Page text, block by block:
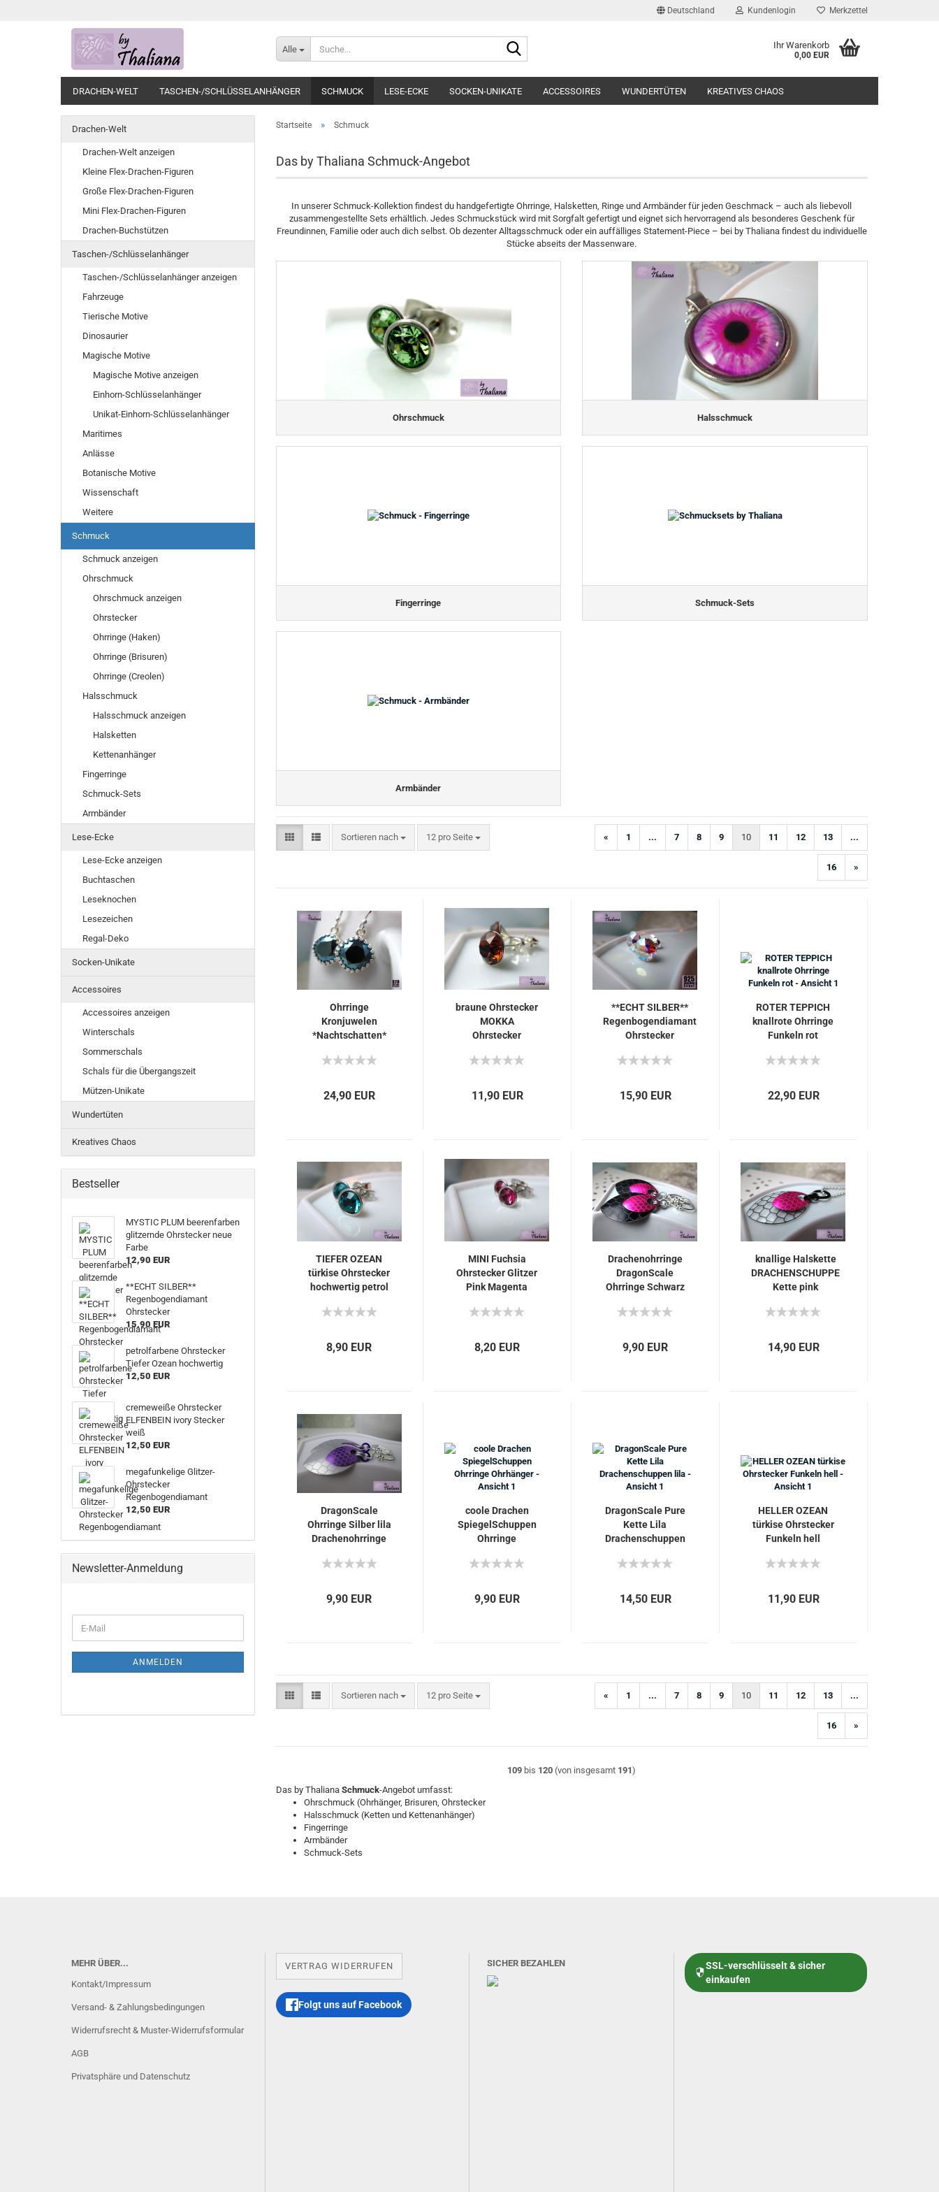
Deutschland
Lieferland
Kundenlogin
Konto erstellen
Passwort vergessen?
Merkzettel
Alle Ihr Warenkorb
0,00 EUR
DRACHEN-WELT TASCHEN-/SCHLÜSSELANHÄNGER SCHMUCK LESE-ECKE SOCKEN-UNIKATE ACCESSOIRES WUNDERTÜTEN KREATIVES CHAOS
Startseite » Schmuck
Das by Thaliana Schmuck-Angebot
In unserer Schmuck-Kollektion findest du handgefertigte Ohrringe, Halsketten, Ringe und Armbänder für jeden Geschmack – auch als liebevoll
zusammengestellte Sets erhältlich. Jedes Schmuckstück wird mit Sorgfalt gefertigt und eignet sich hervorragend als besonderes Geschenk für
Freundinnen, Familie oder auch dich selbst. Ob dezenter Alltagsschmuck oder ein auffälliges Statement-Piece – bei by Thaliana findest du individuelle
Stücke abseits der Massenware.
Ohrschmuck Halsschmuck
Fingerringe Schmuck-Sets
Armbänder
Sortieren nach
Sortieren nach 12 pro Seite
pro Seite « 1 ... 7 8 9 10 11 12 13 ...
16 »
Ohrringe
Kronjuwelen
*Nachtschatten*
24,90 EUR
braune Ohrstecker
MOKKA
Ohrstecker
11,90 EUR
**ECHT SILBER**
Regenbogendiamant
Ohrstecker
15,90 EUR
ROTER TEPPICH
knallrote Ohrringe
Funkeln rot
22,90 EUR
TIEFER OZEAN
türkise Ohrstecker
hochwertig petrol
8,90 EUR
MINI Fuchsia
Ohrstecker Glitzer
Pink Magenta
8,20 EUR
Drachenohrringe
DragonScale
Ohrringe Schwarz
9,90 EUR
knallige Halskette
DRACHENSCHUPPE
Kette pink
14,90 EUR
DragonScale
Ohrringe Silber lila
Drachenohrringe
9,90 EUR
coole Drachen
SpiegelSchuppen
Ohrringe
9,90 EUR
DragonScale Pure
Kette Lila
Drachenschuppen
14,50 EUR
HELLER OZEAN
türkise Ohrstecker
Funkeln hell
11,90 EUR
Sortieren nach
Sortieren nach 12 pro Seite
pro Seite « 1 ... 7 8 9 10 11 12 13 ...
16 »
109 bis 120 (von insgesamt 191)
Das by Thaliana Schmuck-Angebot umfasst:
Ohrschmuck (Ohrhänger, Brisuren, Ohrstecker
Halsschmuck (Ketten und Kettenanhänger)
Fingerringe
Armbänder
Schmuck-Sets
Drachen-Welt
Drachen-Welt anzeigen
Kleine Flex-Drachen-Figuren
Große Flex-Drachen-Figuren
Mini Flex-Drachen-Figuren
Drachen-Buchstützen
Taschen-/Schlüsselanhänger
Taschen-/Schlüsselanhänger anzeigen
Fahrzeuge
Tierische Motive
Dinosaurier
Magische Motive
Magische Motive anzeigen
Einhorn-Schlüsselanhänger
Unikat-Einhorn-Schlüsselanhänger
Maritimes
Anlässe
Botanische Motive
Wissenschaft
Weitere
Schmuck
Schmuck anzeigen
Ohrschmuck
Ohrschmuck anzeigen
Ohrstecker
Ohrringe (Haken)
Ohrringe (Brisuren)
Ohrringe (Creolen)
Halsschmuck
Halsschmuck anzeigen
Halsketten
Kettenanhänger
Fingerringe
Schmuck-Sets
Armbänder
Lese-Ecke
Lese-Ecke anzeigen
Buchtaschen
Leseknochen
Lesezeichen
Regal-Deko
Socken-Unikate
Accessoires
Accessoires anzeigen
Winterschals
Sommerschals
Schals für die Übergangszeit
Mützen-Unikate
Wundertüten
Kreatives Chaos
Bestseller
MYSTIC PLUM beerenfarben
glitzernde Ohrstecker neue
Farbe
12,90 EUR
**ECHT SILBER**
Regenbogendiamant
Ohrstecker
15,90 EUR
petrolfarbene Ohrstecker
Tiefer Ozean hochwertig
12,50 EUR
cremeweiße Ohrstecker
ELFENBEIN ivory Stecker
weiß
12,50 EUR
megafunkelige Glitzer-
Ohrstecker
Regenbogendiamant
12,50 EUR
Newsletter-Anmeldung
E-
Mail
ANMELDEN
MEHR ÜBER...
Kontakt/Impressum
Versand- & Zahlungsbedingungen
Widerrufsrecht & Muster-Widerrufsformular
AGB
Privatsphäre und Datenschutz
VERTRAG WIDERRUFEN
Folgt uns auf Facebook
SICHER BEZAHLEN
SSL-verschlüsselt & sicher
einkaufen